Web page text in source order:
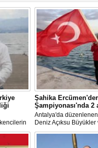
2026
Şahika
Şampiyonası'nda 2
Antalya'da
Deniz Açıksu
Bireysel Türkiye
sporcu ve serbest dalış
rekortmeni Şahika